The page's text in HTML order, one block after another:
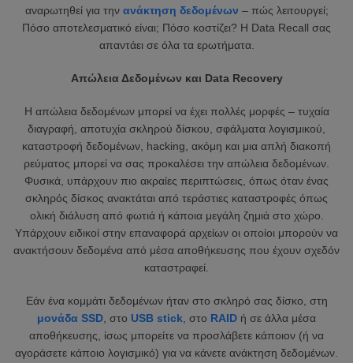
αναρωτηθεί για την ανάκτηση δεδομένων – πώς λειτουργεί;
Πόσο αποτελεσματικό είναι; Πόσο κοστίζει? H Data Recall σας
απαντάει σε όλα τα ερωτήματα.
Απώλεια Δεδομένων και Data Recovery
Η απώλεια δεδομένων μπορεί να έχει πολλές μορφές – τυχαία
διαγραφή, αποτυχία σκληρού δίσκου, σφάλματα λογισμικού,
καταστροφή δεδομένων, hacking, ακόμη και μια απλή διακοπή
ρεύματος μπορεί να σας προκαλέσει την απώλεια δεδομένων.
Φυσικά, υπάρχουν πιο ακραίες περιπτώσεις, όπως όταν ένας
σκληρός δίσκος ανακτάται από τεράστιες καταστροφές όπως
ολική διάλυση από φωτιά ή κάποια μεγάλη ζημιά στο χώρο.
Υπάρχουν ειδικοί στην επαναφορά αρχείων οι οποίοι μπορούν να
ανακτήσουν δεδομένα από μέσα αποθήκευσης που έχουν σχεδόν
καταστραφεί.
Εάν ένα κομμάτι δεδομένων ήταν στο σκληρό σας δίσκο, στη
μονάδα SSD , στο USB stick , στο RAID ή σε άλλα μέσα
αποθήκευσης, ίσως μπορείτε να προσλάβετε κάποιον (ή να
αγοράσετε κάποιο λογισμικό) για να κάνετε ανάκτηση δεδομένων.